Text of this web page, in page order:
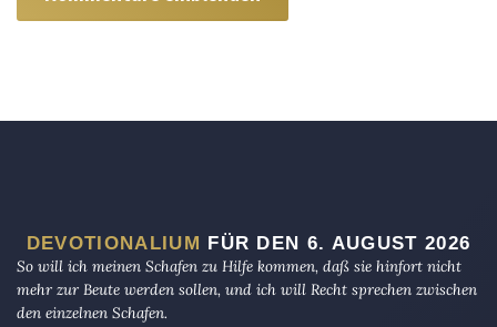
DEVOTIONALIUM
FÜR DEN 6. AUGUST 2026
So will ich meinen Schafen zu Hilfe kommen, daß sie hinfort nicht
mehr zur Beute werden sollen, und ich will Recht sprechen zwischen
den einzelnen Schafen.